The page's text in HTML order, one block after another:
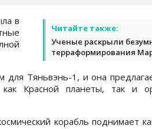
Читайте также:
Ученые раскрыли
терраформирования
в
для Тяньвэнь-1, и она
Красной планеты, так и
корабль поднимает